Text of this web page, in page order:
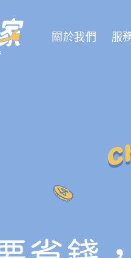
關於我們 服